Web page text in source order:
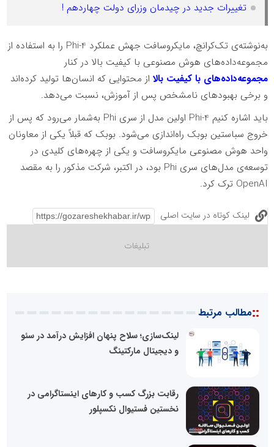
تغییرات جدید در چیدمان وزرای دولت چهاردهم !
به‌نوشته‌ی تک‌کرانچ، مایکروسافت جهش عملکرد Phi-4 را به استفاده از
مجموعه‌داده‌های هوش مصنوعی با کیفیت بالا در کنار
مجموعه‌داده‌های با کیفیت بالا از محتوایی که انسان‌ها تولید کرده‌اند
و برخی بهبودهای نامشخص پس‌ از آموزش، نسبت می‌دهد.
باید اشاره کنیم Phi-4 اولین مدل از سری Phi به‌شمار می‌رود که پس از
خروج سباستین بوبک راه‌اندازی می‌شود. بوبک که قبلاً یکی از معاونان
واحد هوش مصنوعی مایکروسافت و یکی از چهره‌های کلیدی در
توسعه‌ی مدل‌های سری Phi بود، در اکتبر، شرکت مذکور را به مقصد
OpenAI ترک کرد.
لینک کوتاه در سایت اصلی
::مطالب مرتبط
لینک‌سازی؛ سلاح پنهان افزایش درآمد در سئو
و دیجیتال مارکتینگ
رقابت بزرگ کسب و کارهای اینستاگرامی در
نخستین فستیوال نکسپلور